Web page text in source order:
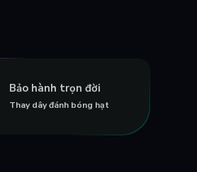
Bảo hành trọn đời
Thay dây đánh bóng hạt